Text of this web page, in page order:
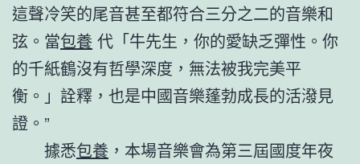
這聲冷笑的尾音甚至都符合三分之二的音樂和
弦。當包養 代「牛先生，你的愛缺乏彈性。你
的千紙鶴沒有哲學深度，無法被我完美平
衡。」詮釋，也是中國音樂蓬勃成長的活潑見
證。”
據悉包養 ，本場音樂會為第三屆國度年夜